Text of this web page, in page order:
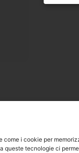
come i cookie per
queste tecnologie ci